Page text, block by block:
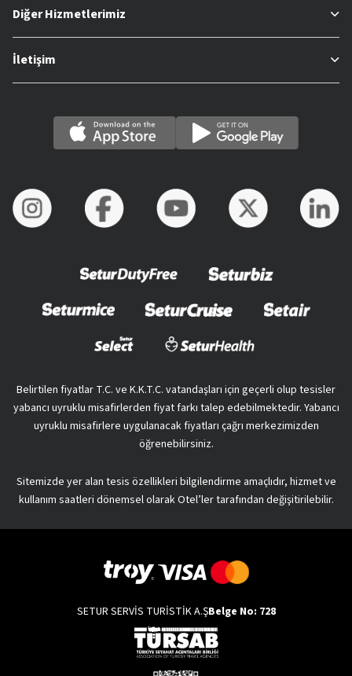
Diğer Hizmetlerimiz
İletişim
Belirtilen fiyatlar T.C. ve K.K.T.C. vatandaşları için geçerli olup tesisler
yabancı uyruklu misafirlerden fiyat farkı talep edebilmektedir. Yabancı
uyruklu misafirlere uygulanacak fiyatları çağrı merkezimizden
öğrenebilirsiniz.
Sitemizde yer alan tesis özellikleri bilgilendirme amaçlıdır, hizmet ve
kullanım saatleri dönemsel olarak Otel’ler tarafından değişitirilebilir.
SETUR SERVİS TURİSTİK A.ŞBelge No: 728